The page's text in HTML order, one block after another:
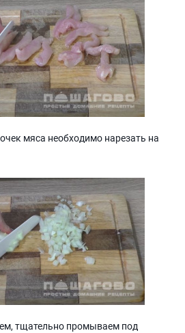
мяса необходимо нарезать на
тщательно промываем под